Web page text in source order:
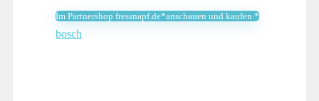
Im Partnershop fressnapf.de*anschauen und kaufen *
bosch